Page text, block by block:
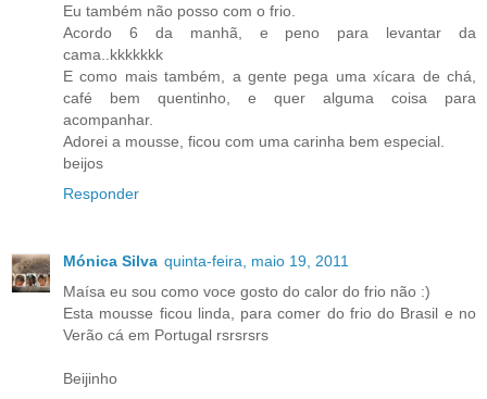
Eu também não posso com o frio.
Acordo 6 da manhã, e peno para levantar da
cama..kkkkkkk
E como mais também, a gente pega uma xícara de chá,
café bem quentinho, e quer alguma coisa para
acompanhar.
Adorei a mousse, ficou com uma carinha bem especial.
beijos
Responder
Mónica Silva quinta-feira, maio 19, 2011
Maísa eu sou como voce gosto do calor do frio não :)
Esta mousse ficou linda, para comer do frio do Brasil e no
Verão cá em Portugal rsrsrsrs
Beijinho